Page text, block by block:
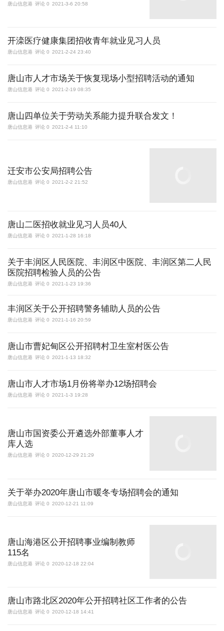
唐山信息港 评论 0 2021-3-6 20:58
开滦医疗健康集团招收青年就业见习人员
唐山信息港 评论 0 2021-2-24 23:40
唐山市人才市场关于恢复现场小型招聘活动的通知
唐山信息港 评论 0 2021-2-19 08:35
唐山四单位关于劳动关系能力提升联合发文！
唐山信息港 评论 0 2021-2-4 11:10
迁安市公安局招聘公告
唐山信息港 评论 0 2021-2-2 21:52
唐山二医招收就业见习人员40人
唐山信息港 评论 0 2021-1-28 16:18
关于丰润区人民医院、丰润区中医院、丰润区第二人民
医院招聘检验人员的公告
唐山信息港 评论 0 2021-1-23 19:36
丰润区关于公开招聘警务辅助人员的公告
唐山信息港 评论 0 2021-1-16 20:59
唐山市曹妃甸区公开招聘村卫生室村医公告
唐山信息港 评论 0 2021-1-13 18:32
唐山市人才市场1月份将举办12场招聘会
唐山信息港 评论 0 2021-1-3 19:28
唐山市国资委公开遴选外部董事人才
库人选
唐山信息港 评论 0 2020-12-29 21:29
关于举办2020年唐山市暖冬专场招聘会的通知
唐山信息港 评论 0 2020-12-21 11:09
唐山海港区公开招聘事业编制教师
115名
唐山信息港 评论 0 2020-12-18 22:04
唐山市路北区2020年公开招聘社区工作者的公告
唐山信息港 评论 0 2020-12-18 14:41